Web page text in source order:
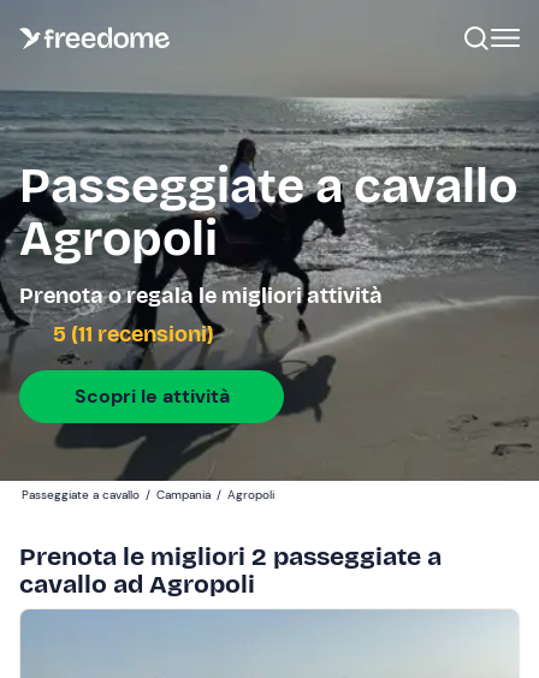
Passeggiate a cavallo
Agropoli
Prenota o regala le migliori attività
5 (11 recensioni)
Scopri le attività
Passeggiate a cavallo / Campania / Agropoli
Prenota le migliori 2 passeggiate a
cavallo ad Agropoli